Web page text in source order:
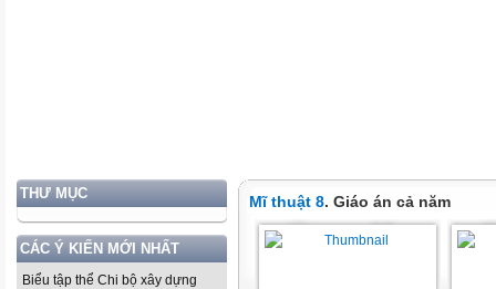
THƯ MỤC
CÁC Ý KIẾN MỚI NHẤT
Biểu tập thể Chi bộ xây dựng
Mĩ thuật 8. Giáo án cả năm